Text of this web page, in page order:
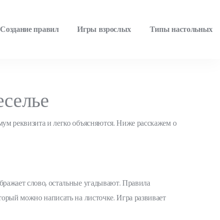
Создание правил Игры взрослых Типы настольных
реквизита и легко объясняются. Ниже расскажем о
слово, остальные угадывают. Правила
можно написать на листочке. Игра развивает